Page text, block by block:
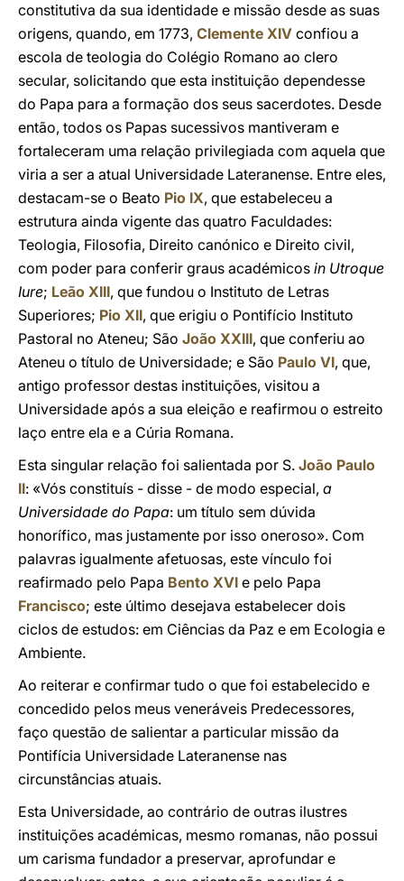
constitutiva da sua identidade e missão desde as suas
origens, quando, em 1773, Clemente XIV confiou a
escola de teologia do Colégio Romano ao clero
secular, solicitando que esta instituição dependesse
do Papa para a formação dos seus sacerdotes. Desde
então, todos os Papas sucessivos mantiveram e
fortaleceram uma relação privilegiada com aquela que
viria a ser a atual Universidade Lateranense. Entre eles,
destacam-se o Beato Pio IX, que estabeleceu a
estrutura ainda vigente das quatro Faculdades:
Teologia, Filosofia, Direito canónico e Direito civil,
com poder para conferir graus académicos in Utroque
Iure; Leão XIII, que fundou o Instituto de Letras
Superiores; Pio XII, que erigiu o Pontifício Instituto
Pastoral no Ateneu; São João XXIII, que conferiu ao
Ateneu o título de Universidade; e São Paulo VI, que,
antigo professor destas instituições, visitou a
Universidade após a sua eleição e reafirmou o estreito
laço entre ela e a Cúria Romana.
Esta singular relação foi salientada por S. João Paulo
II: «Vós constituís - disse - de modo especial, a
Universidade do Papa: um título sem dúvida
honorífico, mas justamente por isso oneroso». Com
palavras igualmente afetuosas, este vínculo foi
reafirmado pelo Papa Bento XVI e pelo Papa
Francisco; este último desejava estabelecer dois
ciclos de estudos: em Ciências da Paz e em Ecologia e
Ambiente.
Ao reiterar e confirmar tudo o que foi estabelecido e
concedido pelos meus veneráveis ​​Predecessores,
faço questão de salientar a particular missão da
Pontifícia Universidade Lateranense nas
circunstâncias atuais.
Esta Universidade, ao contrário de outras ilustres
instituições académicas, mesmo romanas, não possui
um carisma fundador a preservar, aprofundar e